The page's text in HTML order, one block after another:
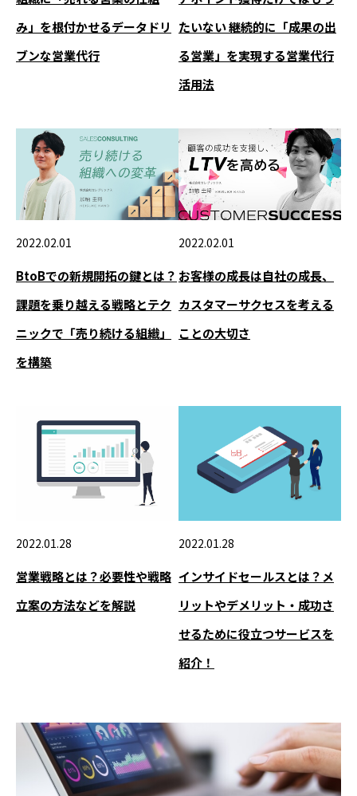
み」を根付かせるデータドリ
ブンな営業代行
たいない 継続的に「成果の出
る営業」を実現する営業代行
活用法
2022.02.01
BtoBでの新規開拓の鍵とは？
課題を乗り越える戦略とテク
ニックで「売り続ける組織」
を構築
2022.02.01
お客様の成長は自社の成長、
カスタマーサクセスを考える
ことの大切さ
2022.01.28
営業戦略とは？必要性や戦略
立案の方法などを解説
2022.01.28
インサイドセールスとは？メ
リットやデメリット・成功さ
せるために役立つサービスを
紹介！